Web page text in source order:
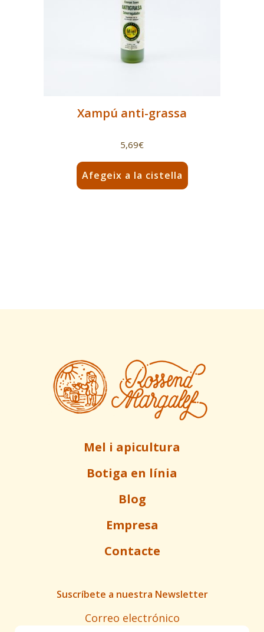
Xampú anti-grassa
5,69€
Afegeix a la cistella
Mel i apicultura
Botiga en línia
Blog
Empresa
Contacte
Suscríbete a nuestra Newsletter
Correo electrónico